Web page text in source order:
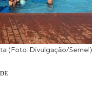
(Foto: Divulgação/Semel)